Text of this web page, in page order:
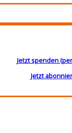
Jetzt spenden
Jetzt